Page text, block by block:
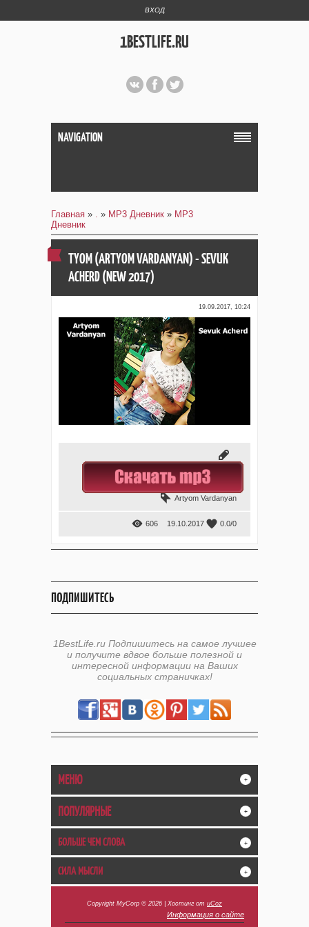
ВХОД
1BESTLIFE.RU
NAVIGATION
Главная » . » MP3 Дневник » MP3
Дневник
TYOM (ARTYOM VARDANYAN) - SEVUK
ACHERD (NEW 2017)
19.09.2017, 10:24
Artyom Vardanyan
606 19.10.2017 0.0/0
ПОДПИШИТЕСЬ
1BestLife.ru Подпишитесь на самое лучшее
и получите вдвое больше полезной и
интересной информации на Ваших
социальных страничках!
МЕНЮ +
ПОПУЛЯРНЫЕ +
БОЛЬШЕ ЧЕМ СЛОВА +
СИЛА МЫСЛИ +
Copyright MyCorp © 2026 Хостинг от uCoz
Информация о сайте